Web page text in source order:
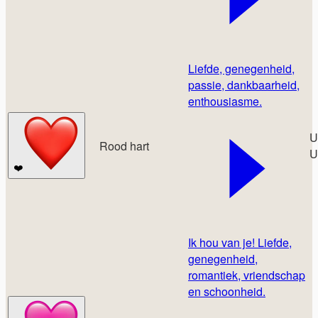
❤️
Rood hart
Liefde, genegenheid,
passie, dankbaarheid,
enthousiasme.
Ik hou van je! Liefde,
genegenheid,
romantiek, vriendschap
en schoonheid.